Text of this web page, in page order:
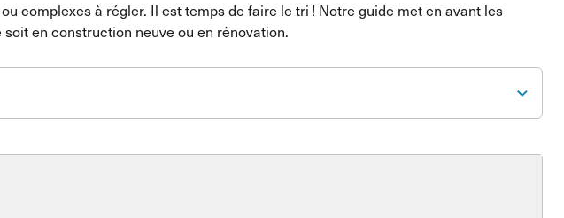
complexes à régler. Il est temps de faire le tri ! Notre guide met en avant les
en construction neuve ou en rénovation.